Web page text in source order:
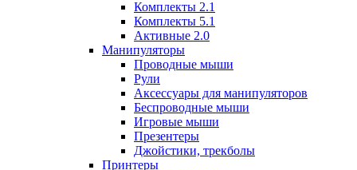
Комплекты 2.1
Комплекты 5.1
Активные 2.0
Манипуляторы
Проводные мыши
Рули
Аксессуары для манипуляторов
Беспроводные мыши
Игровые мыши
Презентеры
Джойстики, трекболы
Принтеры